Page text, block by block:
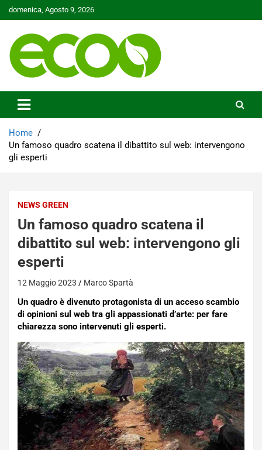
Skip
to
domenica, Agosto 9, 2026
Ecoo.it
Home
Un famoso quadro scatena il dibattito sul web: intervengono
gli esperti
NEWS GREEN
Un famoso quadro scatena il
dibattito sul web: intervengono gli
esperti
12 Maggio 2023 Marco Spartà
Un quadro è divenuto protagonista di un acceso scambio
di opinioni sul web tra gli appassionati d’arte: per fare
chiarezza sono intervenuti gli esperti.